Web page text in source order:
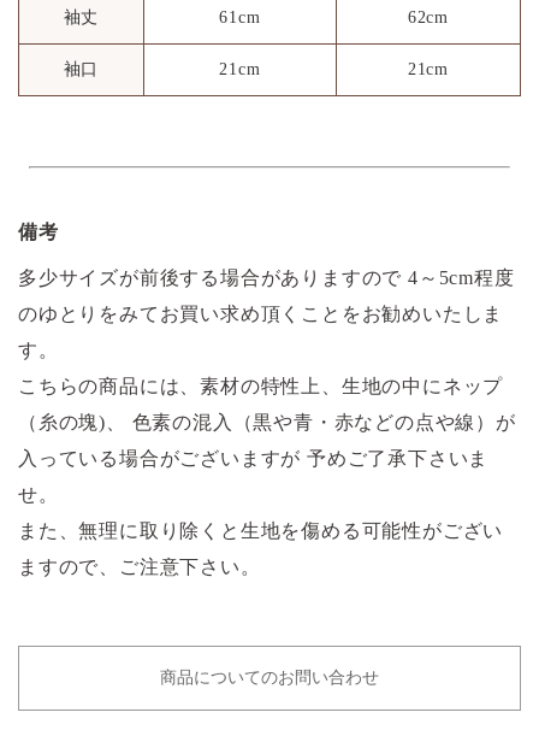
袖丈 61cm 62cm
袖口 21cm 21cm
備考
多少サイズが前後する場合がありますので 4～5cm程度
のゆとりをみてお買い求め頂くことをお勧めいたしま
す。
こちらの商品には、素材の特性上、生地の中にネップ
（糸の塊)、 色素の混入（黒や青・赤などの点や線）が
入っている場合がございますが 予めご了承下さいま
せ。
また、無理に取り除くと生地を傷める可能性がござい
ますので、ご注意下さい。
商品についてのお問い合わせ